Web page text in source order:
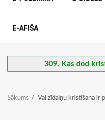
E-AFIŠA
309. Kas dod
Sākums Vai zīdaiņu kristīšana ir